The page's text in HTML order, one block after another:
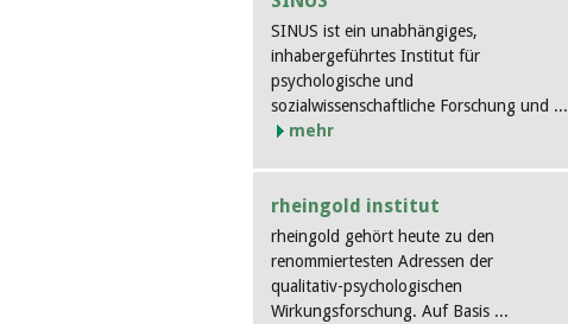
SINUS ist ein unabhängiges,
inhabergeführtes Institut für
psychologische und
sozialwissenschaftliche Forschung und ...
mehr
rheingold institut
rheingold gehört heute zu den
renommiertesten Adressen der
qualitativ-psychologischen
Wirkungsforschung. Auf Basis ...